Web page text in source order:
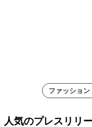
ファッショ
人気のプレスリリ